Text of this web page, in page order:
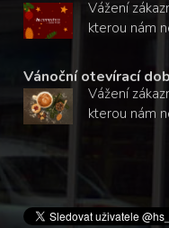
Vážení
kterou nám
Vánoční otevírací
Vážení
kterou nám